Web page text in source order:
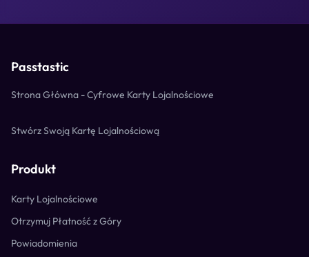
Passtastic
Strona Główna - Cyfrowe Karty Lojalnościowe
Stwórz Swoją Kartę Lojalnościową
Produkt
Karty Lojalnościowe
Otrzymuj Płatność z Góry
Powiadomienia